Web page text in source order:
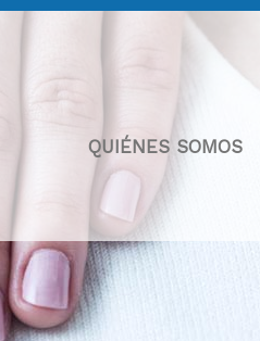
QUIÉNES SOMOS